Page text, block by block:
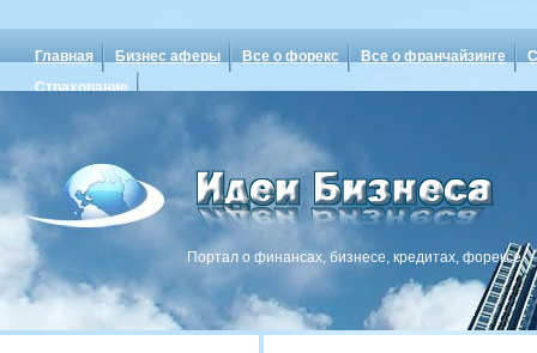
Главная Бизнес аферы Все о форекс Все о франчайзинге
Страхование
Портал о финансах, бизнесе, кредитах, форексе